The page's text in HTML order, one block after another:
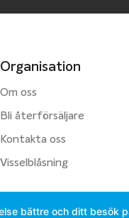
Organisation
Om oss
Bli återförsäljare
Kontakta oss
Visselblåsning
bättre och ditt besök